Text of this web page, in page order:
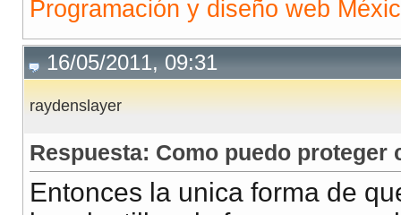
Programación y diseño web
16/05/2011, 09:31
raydenslayer
Respuesta: Como puedo
Entonces la unica forma de